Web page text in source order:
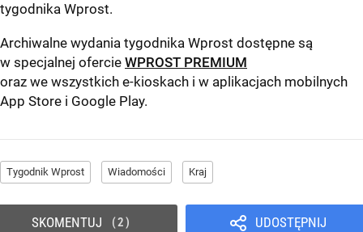
tygodnika Wprost.
Archiwalne wydania tygodnika Wprost dostępne są
w specjalnej ofercie WPROST PREMIUM
oraz we wszystkich e-kioskach i w aplikacjach mobilnych
App Store i Google Play.
Tygodnik Wprost Wiadomości Kraj
UDOSTĘPNIJ
SKOMENTUJ 2